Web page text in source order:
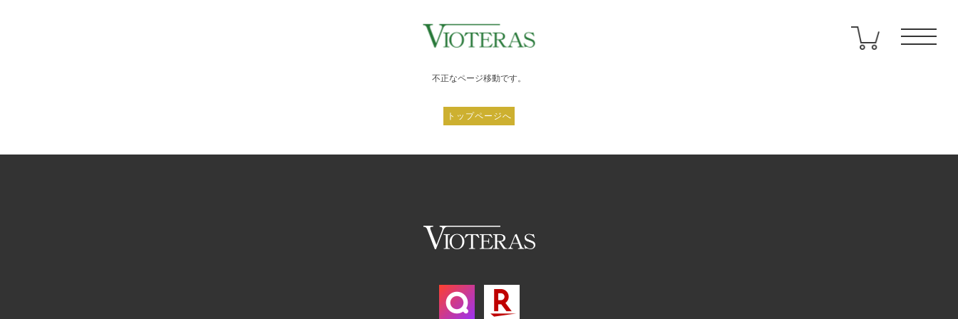
不正なページ移動です。
トップページへ